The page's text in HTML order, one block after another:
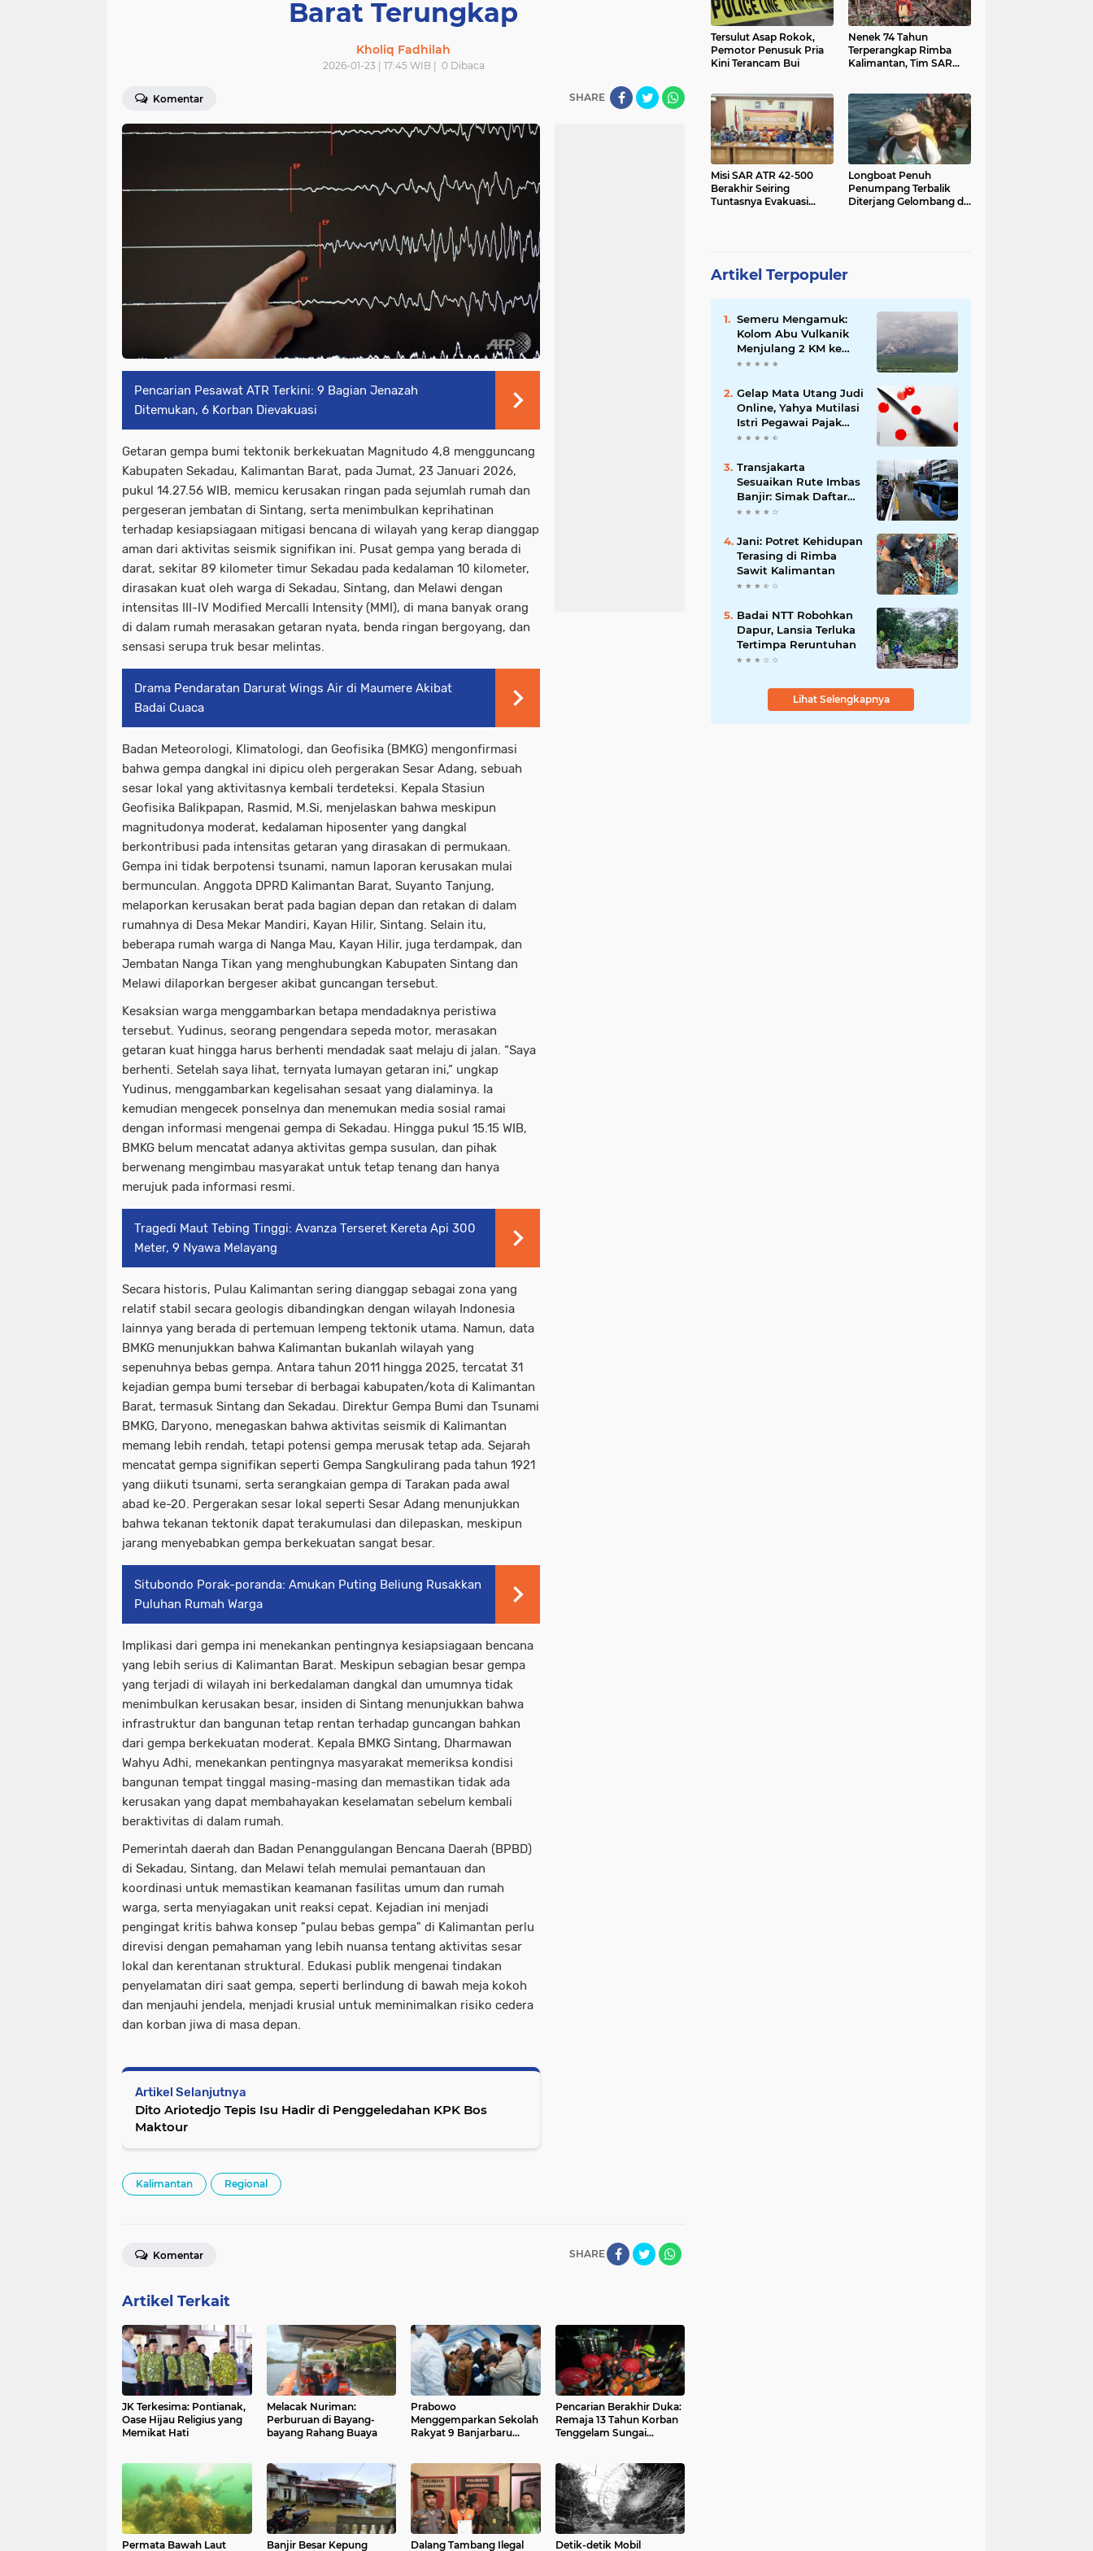
Barat Terungkap
Kholiq Fadhilah
2026-01-23 | 17:45 WIB | 0Dibaca
Komentar SHARE
Pencarian Pesawat ATR Terkini: 9 Bagian Jenazah
Ditemukan, 6 Korban Dievakuasi
Getaran gempa bumi tektonik berkekuatan Magnitudo 4,8 mengguncang
Kabupaten Sekadau, Kalimantan Barat, pada Jumat, 23 Januari 2026,
pukul 14.27.56 WIB, memicu kerusakan ringan pada sejumlah rumah dan
pergeseran jembatan di Sintang, serta menimbulkan keprihatinan
terhadap kesiapsiagaan mitigasi bencana di wilayah yang kerap dianggap
aman dari aktivitas seismik signifikan ini. Pusat gempa yang berada di
darat, sekitar 89 kilometer timur Sekadau pada kedalaman 10 kilometer,
dirasakan kuat oleh warga di Sekadau, Sintang, dan Melawi dengan
intensitas III-IV Modified Mercalli Intensity (MMI), di mana banyak orang
di dalam rumah merasakan getaran nyata, benda ringan bergoyang, dan
sensasi serupa truk besar melintas.
Drama Pendaratan Darurat Wings Air di Maumere Akibat
Badai Cuaca
Badan Meteorologi, Klimatologi, dan Geofisika (BMKG) mengonfirmasi
bahwa gempa dangkal ini dipicu oleh pergerakan Sesar Adang, sebuah
sesar lokal yang aktivitasnya kembali terdeteksi. Kepala Stasiun
Geofisika Balikpapan, Rasmid, M.Si, menjelaskan bahwa meskipun
magnitudonya moderat, kedalaman hiposenter yang dangkal
berkontribusi pada intensitas getaran yang dirasakan di permukaan.
Gempa ini tidak berpotensi tsunami, namun laporan kerusakan mulai
bermunculan. Anggota DPRD Kalimantan Barat, Suyanto Tanjung,
melaporkan kerusakan berat pada bagian depan dan retakan di dalam
rumahnya di Desa Mekar Mandiri, Kayan Hilir, Sintang. Selain itu,
beberapa rumah warga di Nanga Mau, Kayan Hilir, juga terdampak, dan
Jembatan Nanga Tikan yang menghubungkan Kabupaten Sintang dan
Melawi dilaporkan bergeser akibat guncangan tersebut.
Kesaksian warga menggambarkan betapa mendadaknya peristiwa
tersebut. Yudinus, seorang pengendara sepeda motor, merasakan
getaran kuat hingga harus berhenti mendadak saat melaju di jalan. “Saya
berhenti. Setelah saya lihat, ternyata lumayan getaran ini,” ungkap
Yudinus, menggambarkan kegelisahan sesaat yang dialaminya. Ia
kemudian mengecek ponselnya dan menemukan media sosial ramai
dengan informasi mengenai gempa di Sekadau. Hingga pukul 15.15 WIB,
BMKG belum mencatat adanya aktivitas gempa susulan, dan pihak
berwenang mengimbau masyarakat untuk tetap tenang dan hanya
merujuk pada informasi resmi.
Tragedi Maut Tebing Tinggi: Avanza Terseret Kereta Api 300
Meter, 9 Nyawa Melayang
Secara historis, Pulau Kalimantan sering dianggap sebagai zona yang
relatif stabil secara geologis dibandingkan dengan wilayah Indonesia
lainnya yang berada di pertemuan lempeng tektonik utama. Namun, data
BMKG menunjukkan bahwa Kalimantan bukanlah wilayah yang
sepenuhnya bebas gempa. Antara tahun 2011 hingga 2025, tercatat 31
kejadian gempa bumi tersebar di berbagai kabupaten/kota di Kalimantan
Barat, termasuk Sintang dan Sekadau. Direktur Gempa Bumi dan Tsunami
BMKG, Daryono, menegaskan bahwa aktivitas seismik di Kalimantan
memang lebih rendah, tetapi potensi gempa merusak tetap ada. Sejarah
mencatat gempa signifikan seperti Gempa Sangkulirang pada tahun 1921
yang diikuti tsunami, serta serangkaian gempa di Tarakan pada awal
abad ke-20. Pergerakan sesar lokal seperti Sesar Adang menunjukkan
bahwa tekanan tektonik dapat terakumulasi dan dilepaskan, meskipun
jarang menyebabkan gempa berkekuatan sangat besar.
Situbondo Porak-poranda: Amukan Puting Beliung Rusakkan
Puluhan Rumah Warga
Implikasi dari gempa ini menekankan pentingnya kesiapsiagaan bencana
yang lebih serius di Kalimantan Barat. Meskipun sebagian besar gempa
yang terjadi di wilayah ini berkedalaman dangkal dan umumnya tidak
menimbulkan kerusakan besar, insiden di Sintang menunjukkan bahwa
infrastruktur dan bangunan tetap rentan terhadap guncangan bahkan
dari gempa berkekuatan moderat. Kepala BMKG Sintang, Dharmawan
Wahyu Adhi, menekankan pentingnya masyarakat memeriksa kondisi
bangunan tempat tinggal masing-masing dan memastikan tidak ada
kerusakan yang dapat membahayakan keselamatan sebelum kembali
beraktivitas di dalam rumah.
Pemerintah daerah dan Badan Penanggulangan Bencana Daerah (BPBD)
di Sekadau, Sintang, dan Melawi telah memulai pemantauan dan
koordinasi untuk memastikan keamanan fasilitas umum dan rumah
warga, serta menyiagakan unit reaksi cepat. Kejadian ini menjadi
pengingat kritis bahwa konsep "pulau bebas gempa" di Kalimantan perlu
direvisi dengan pemahaman yang lebih nuansa tentang aktivitas sesar
lokal dan kerentanan struktural. Edukasi publik mengenai tindakan
penyelamatan diri saat gempa, seperti berlindung di bawah meja kokoh
dan menjauhi jendela, menjadi krusial untuk meminimalkan risiko cedera
dan korban jiwa di masa depan.
Artikel Selanjutnya
Dito Ariotedjo Tepis Isu Hadir di Penggeledahan KPK Bos
Maktour
Kalimantan Regional
SHARE
Komentar
Artikel Terkait
JK Terkesima: Pontianak,
Oase Hijau Religius yang
Memikat Hati
Melacak Nuriman:
Perburuan di Bayang-
bayang Rahang Buaya
Prabowo
Menggemparkan Sekolah
Rakyat 9 Banjarbaru
Pencarian Berakhir Duka:
Remaja 13 Tahun Korban
Tenggelam Sungai
Permata Bawah Laut Banjir Besar Kepung Dalang Tambang Ilegal Detik-detik Mobil
Tersulut Asap Rokok,
Pemotor Penusuk Pria
Kini Terancam Bui
Nenek 74 Tahun
Terperangkap Rimba
Kalimantan, Tim SAR
Misi SAR ATR 42-500
Berakhir Seiring
Tuntasnya Evakuasi
Longboat Penuh
Penumpang Terbalik
Diterjang Gelombang di
Artikel Terpopuler
Semeru Mengamuk:
Kolom Abu Vulkanik
Menjulang 2 KM ke
Langit
Gelap Mata Utang Judi
Online, Yahya Mutilasi
Istri Pegawai Pajak
Manokwari
Transjakarta
Sesuaikan Rute Imbas
Banjir: Simak Daftar
Layanan Terdampak
Jani: Potret Kehidupan
Terasing di Rimba
Sawit Kalimantan
Badai NTT Robohkan
Dapur, Lansia Terluka
Tertimpa Reruntuhan
Lihat Selengkapnya